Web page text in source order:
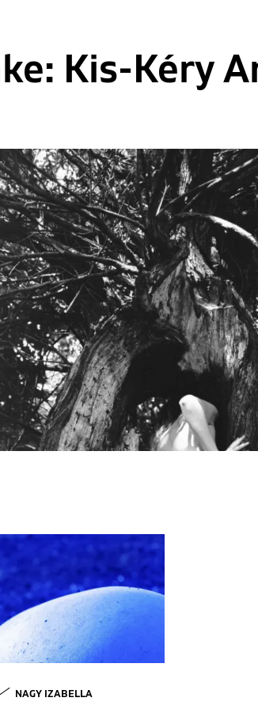
Kis-Kéry
NAGY IZABELLA